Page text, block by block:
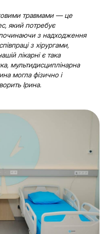
травмами — це
який потребує
починаючи з надходження
з хірургами,
лікарні є така
мультидисциплінарна
могла фізично і
Ірина.